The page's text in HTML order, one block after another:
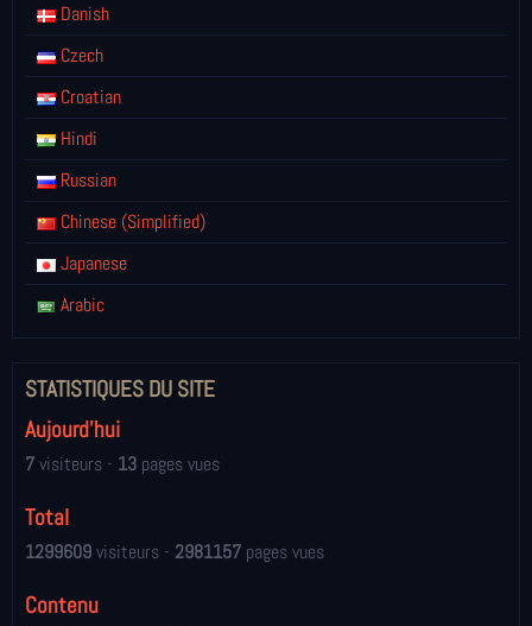
Danish
Czech
Croatian
Hindi
Russian
Chinese (Simplified)
Japanese
Arabic
STATISTIQUES DU SITE
Aujourd'hui
7visiteurs - 13 pages vues
Total
1299609visiteurs - 2981157 pages vues
Contenu